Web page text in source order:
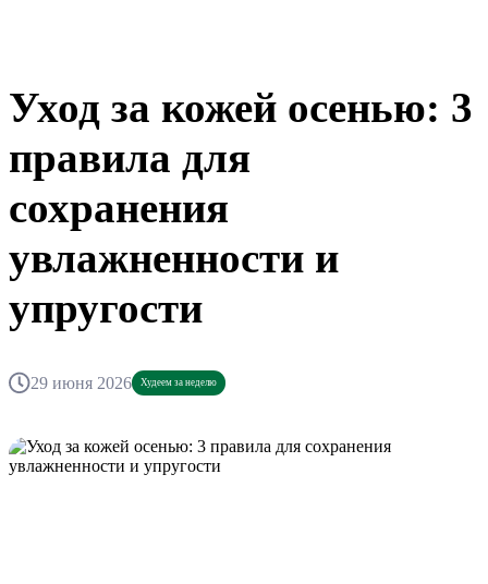
Уход за кожей осенью: 3
правила для
сохранения
увлажненности и
упругости
29 июня 2026 Худеем за неделю